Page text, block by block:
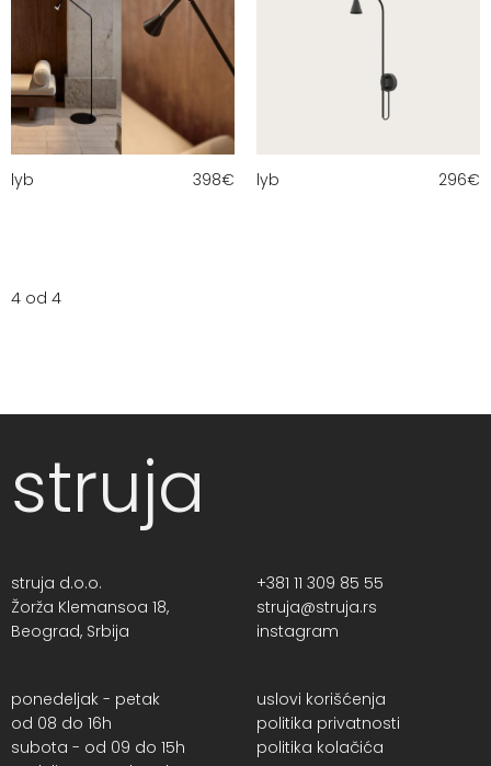
lyb 398€ lyb 296€
4 od 4
struja
struja d.o.o.
Žorža Klemansoa 18,
Beograd, Srbija
+381 11 309 85 55
struja@struja.rs
instagram
ponedeljak - petak
od 08 do 16h
subota - od 09 do 15h
uslovi korišćenja
politika privatnosti
politika kolačića